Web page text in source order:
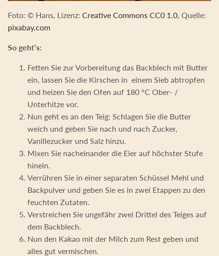
Foto: © Hans, Lizenz: Creative Commons CC0 1.0 , Quelle:
pixabay.com
So geht’s:
Fetten Sie zur Vorbereitung das Backblech mit Butter
ein, lassen Sie die Kirschen in einem Sieb abtropfen
und heizen Sie den Ofen auf 180 °C Ober- /
Unterhitze vor.
Nun geht es an den Teig: Schlagen Sie die Butter
weich und geben Sie nach und nach Zucker,
Vanillezucker und Salz hinzu.
Mixen Sie nacheinander die Eier auf höchster Stufe
hinein.
Verrühren Sie in einer separaten Schüssel Mehl und
Backpulver und geben Sie es in zwei Etappen zu den
feuchten Zutaten.
Verstreichen Sie ungefähr zwei Drittel des Teiges auf
dem Backblech.
Nun den Kakao mit der Milch zum Rest geben und
alles gut vermischen.